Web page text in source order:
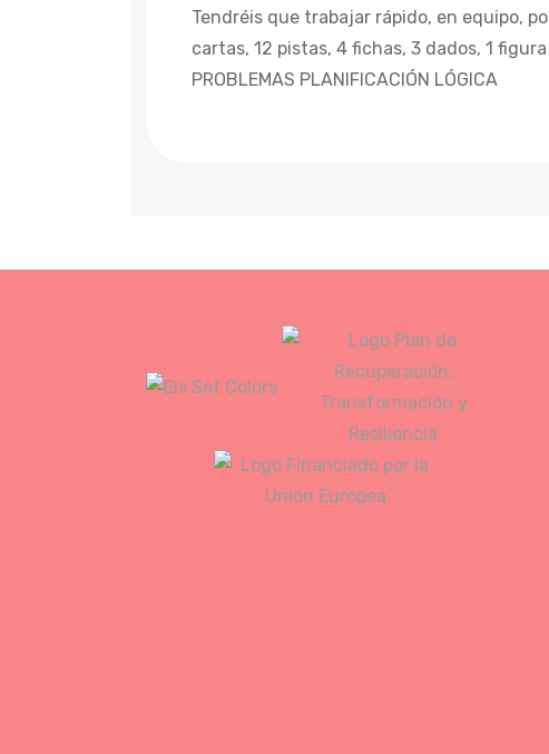
Tendréis que trabajar rápido, en equipo,
cartas, 12 pistas, 4 fichas, 3 dados, 1
PROBLEMAS PLANIFICACIÓN LÓGICA